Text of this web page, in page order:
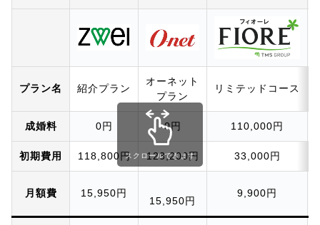
プラン名 紹介プラン
オーネット
プラン
リミテッドコース
成婚料 0円 0円 110,000円
初期費用 118,800円 123,200円 33,000円
月額費 15,950円
15,950円
9,900円
スクロールできます